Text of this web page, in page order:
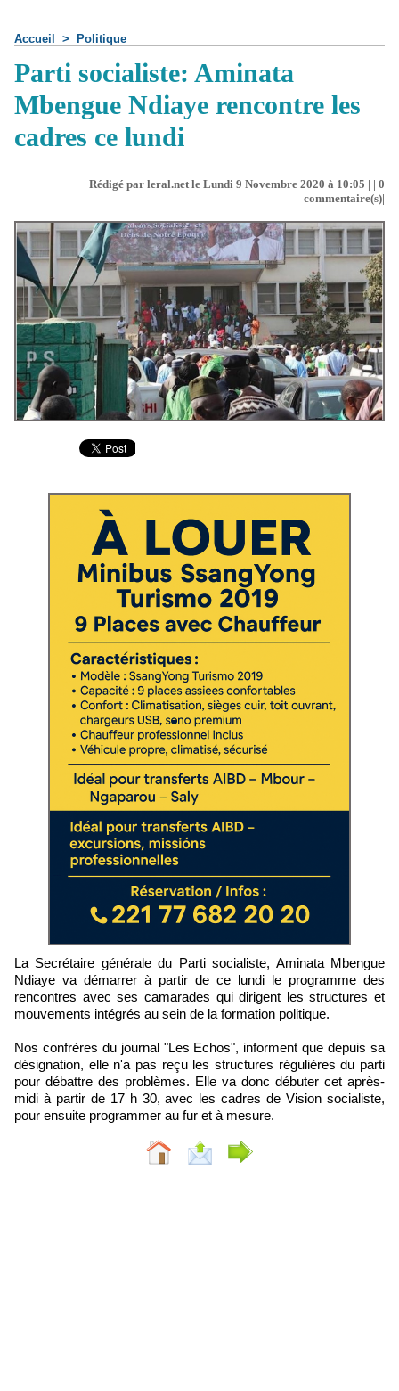
Accueil > Politique
Parti socialiste: Aminata
Mbengue Ndiaye rencontre les
cadres ce lundi
Rédigé par leral.net le Lundi 9 Novembre 2020 à 10:05 | | 0
commentaire(s)|
La Secrétaire générale du Parti socialiste, Aminata Mbengue
Ndiaye va démarrer à partir de ce lundi le programme des
rencontres avec ses camarades qui dirigent les structures et
mouvements intégrés au sein de la formation politique.
Nos confrères du journal "Les Echos", informent que depuis sa
désignation, elle n'a pas reçu les structures régulières du parti
pour débattre des problèmes. Elle va donc débuter cet après-
midi à partir de 17 h 30, avec les cadres de Vision socialiste,
pour ensuite programmer au fur et à mesure.